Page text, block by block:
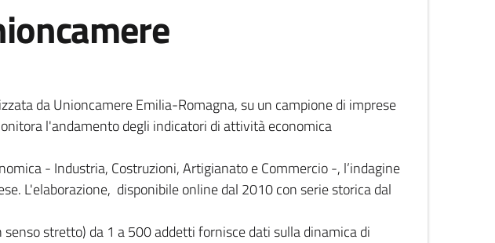
da Unioncamere Emilia-Romagna, su un campione di imprese
l'andamento degli indicatori di attività economica
- Industria, Costruzioni, Artigianato e Commercio -, l’indagine
L'elaborazione, disponibile online dal 2010 con serie storica dal
stretto) da 1 a 500 addetti fornisce dati sulla dinamica di